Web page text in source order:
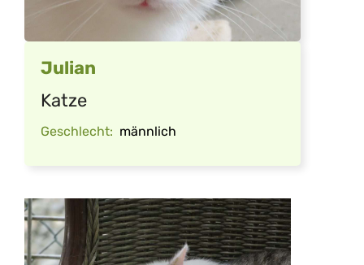
Julian
Katze
Geschlecht: männlich